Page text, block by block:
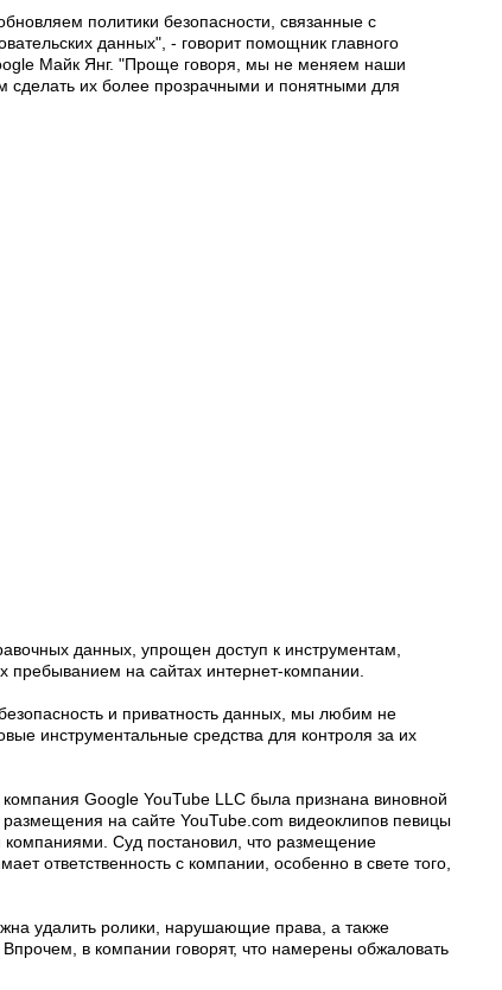
политики безопасности, связанные с
данных", - говорит помощник главного
Майк Янг. "Проще говоря, мы не меняем наши
сделать их более прозрачными и понятными для
данных, упрощен доступ к инструментам,
на сайтах интернет-компании.
и приватность данных, мы любим не
инструментальные средства для контроля за их
Google YouTube LLC была признана виновной
на сайте YouTube.com видеоклипов певицы
Суд постановил, что размещение
ответственность с компании, особенно в свете того,
удалить ролики, нарушающие права, а также
в компании говорят, что намерены обжаловать